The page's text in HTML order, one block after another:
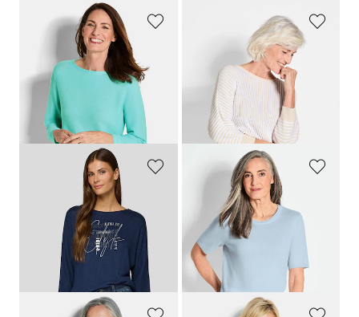
Tricot pullover van puur katoen
69,95 €
+ 2
59,95 €99,95 €
Laagste prijs van de afgelopen 30
dagen**: 69,95 € (-14%)
Zacht shirt met mooie letterprint
99,99 €
Laagste prijs van de afgelopen 30
dagen**: 64,99 €
(-30%)
GOLDNER
99,95 €129,95 €
Laagste prijs van de afgelopen 30
dagen**: 109,95 €